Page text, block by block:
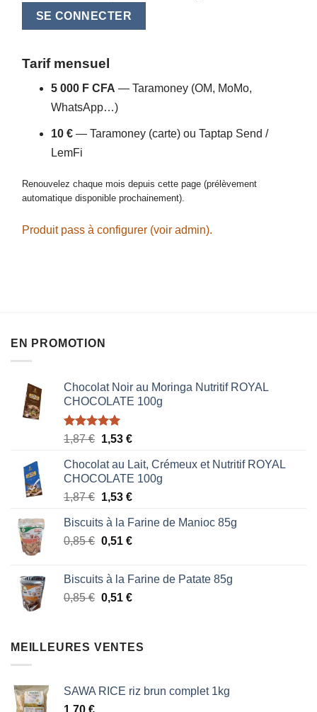
SE CONNECTER
Tarif mensuel
5 000 F CFA — Taramoney (OM, MoMo,
WhatsApp…)
10 €— Taramoney (carte) ou Taptap Send /
LemFi
Renouvelez chaque mois depuis cette page (prélèvement
automatique disponible prochainement).
Produit pass à configurer (voir admin).
EN PROMOTION
Chocolat Noir au Moringa Nutritif ROYAL
CHOCOLATE 100g
Note5.00
1,87€ Le
initial
était :
1,87 €.
1,53 €Le
actuel
est :
1,53 €.
Chocolat au Lait, Crémeux et Nutritif ROYAL
CHOCOLATE 100g
1,87€ Le
initial
était :
1,53 €Le
actuel
est :
Biscuits à la Farine de Manioc 85g
0,85€ Le
était :
0,85 €.
0,51 €Le
est :
0,51 €.
Biscuits à la Farine de Patate 85g
0,85€ Le
était :
0,51 €Le
est :
MEILLEURES VENTES
SAWA RICE riz brun complet 1kg
1,70 €